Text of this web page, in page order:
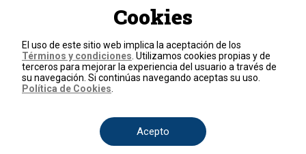
Un producto de RCN Televisión
Contáctenos
Teléfono+57 (601) 426 92 92
Términos y condiciones
© 2026, RCN Medios.
Cookies
El uso de este sitio web implica la aceptación de los
Términos y condiciones . Utilizamos cookies propias y de
terceros para mejorar la experiencia del usuario a través de
su navegación. Si continúas navegando aceptas su uso.
Política de Cookies
Acepto